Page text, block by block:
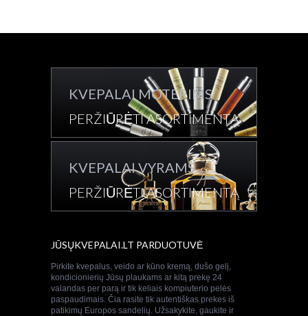
KVEPALAI MOTERIMS
PERŽIŪRĖTI ASORTIMENTĄ
KVEPALAI VYRAMS
PERŽIŪRĖTI ASORTIMENTĄ
JŪSŲKVEPALAI.LT PARDUOTUVĖ
Pirkite kvepalus, veido ar kūno kremą, dušo gelį,
kondicionierių Jūsų plaukams ar kitą prekę 24
valandas per parą ir tik keliais kompiuterio pelės
paspaudimais. Čia rasite tik autentiškas prekes iš
patikimų Europos sandelių. Užsakykite, gaukite ir